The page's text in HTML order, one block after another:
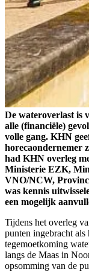
De wateroverlast is
alle (financiële)
volle gang. KHN
horecaondernemer
had KHN overleg
Ministerie EZK,
VNO/NCW,
was kennis
een mogelijk
Tijdens het overleg
punten ingebracht
tegemoetkoming
langs de Maas in
opsomming van de